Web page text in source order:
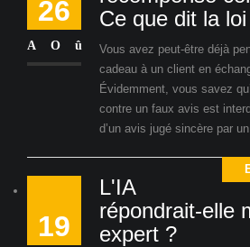
26
AOû
Ce que dit la loi
Vous avez peut-être déjà
cadeau à un client en
Évidemment, vous savez
contre un faux avis est
d’un avis jugé sincère par
19
L'IA
répondrait-elle
expert ?